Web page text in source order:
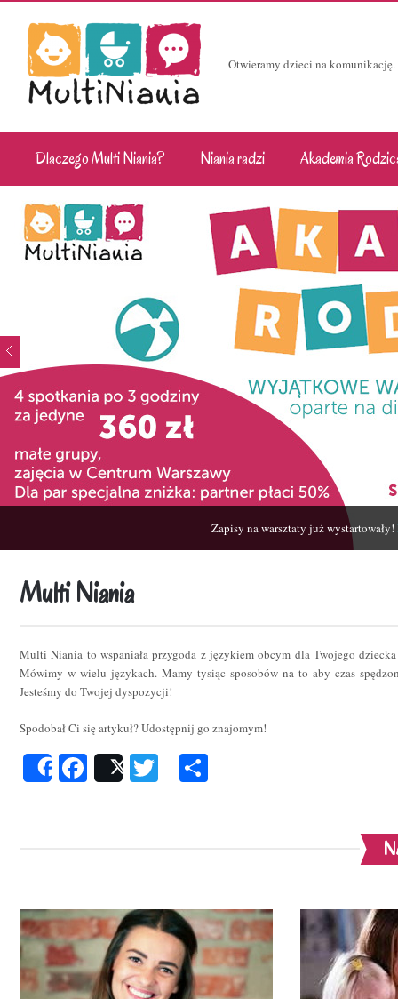
Otwieramy dzieci na
Dlaczego Multi Niania? Niania radzi Akademia
Zapisy na warsztaty już wystartowały!
Multi Niania
Multi Niania to wspaniała przygoda z językiem obcym dla Twojego
Mówimy w wielu językach. Mamy tysiąc sposobów na to aby czas
Jesteśmy do Twojej dyspozycji!
Spodobał Ci się artykuł? Udostępnij go znajomym!
ShareFacebook
Post Twitter